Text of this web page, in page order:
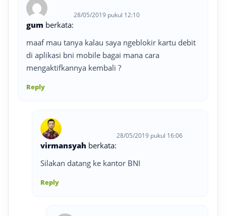
gum berkata:
28/05/2019 pukul 12:10
maaf mau tanya kalau saya ngeblokir kartu debit
di aplikasi bni mobile bagai mana cara
mengaktifkannya kembali ?
Reply
virmansyah berkata:
28/05/2019 pukul 16:06
Silakan datang ke kantor BNI
Reply